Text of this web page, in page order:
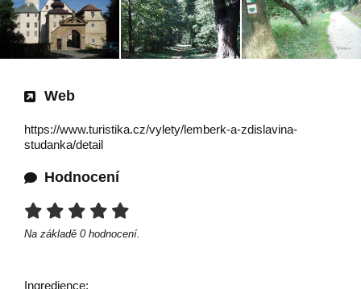
Web
https://www.turistika.cz/vylety/lemberk-a-zdislavina-
studanka/detail
Hodnocení
Na základě 0 hodnocení.
Ingredience: